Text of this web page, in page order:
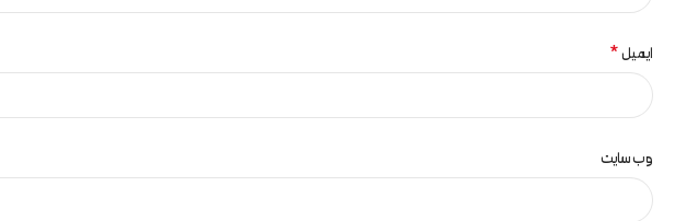
ایمیل*
وب‌ سایت